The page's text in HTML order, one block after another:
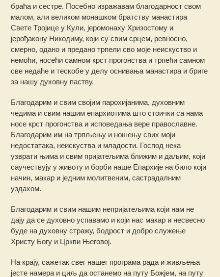
браћа и сестре. Посебно изражавам благодарност свом
малом, али великом монашком братству манастира
Свете Тројице у Кули, јеромонаху Хризостому и
јерођакону Никодиму, који су свим срцем, ревносно,
смерно, одано и предано трпели сво моје неискуство и
немоћи, носећи самном крст прогонства и трпећи самном
све недаће и тескобе у делу оснивања манастира и бриге
за нашу духовну паству.
Благодарим и свим својим парохијанима, духовним
чедима и свим нашим епархиотима што стоички са нама
носе крст прогонства и исповедања вере православне.
Благодарим им на трпљењу и ношењу свих моји
недостатака, неискуства и младости. Господ нека
узврати њима и свим пријатељима ближим и даљим, који
саучествују у животу и борби наше Епархије на било који
начин, макар и једним молитвеним, састрадалним
уздахом.
Благодарим и свим нашим непријатељима који нам не
дају да се духовно успавамо и који нас макар и несвесно
буде на духовну стражу, бодрост и добро служење
Христу Богу и Цркви Његовој.
На крају, сажетак свег нашег програма рада и живљења
јесте намера и циљ да останемо на путу Божјем, на путу